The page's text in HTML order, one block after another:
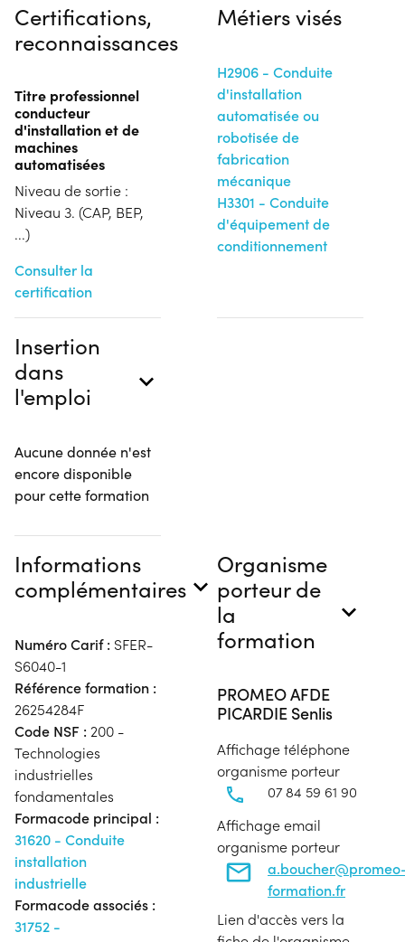
Certifications,
reconnaissances
Titre professionnel
conducteur
d'installation et de
machines
automatisées
Niveau de sortie :
Niveau 3. (CAP, BEP,
...)
Consulter la
certification
Métiers visés
H2906 - Conduite
d'installation
automatisée ou
robotisée de
fabrication
mécanique
H3301 - Conduite
d'équipement de
conditionnement
Insertion
dans
l'emploi
Aucune donnée n'est
encore disponible
pour cette formation
Informations
complémentaires
Numéro Carif : SFER-
S6040-1
Référence formation :
26254284F
Code NSF : 200 -
Technologies
industrielles
fondamentales
Formacode principal :
31620 - Conduite
installation
industrielle
Formacode associés :
31752 -
Organisme
porteur de
la
formation
PROMEO AFDE
PICARDIE Senlis
Affichage téléphone
organisme porteur
07 84 59 61 90
Affichage email
organisme porteur
formation.fr
Lien d'accès vers la